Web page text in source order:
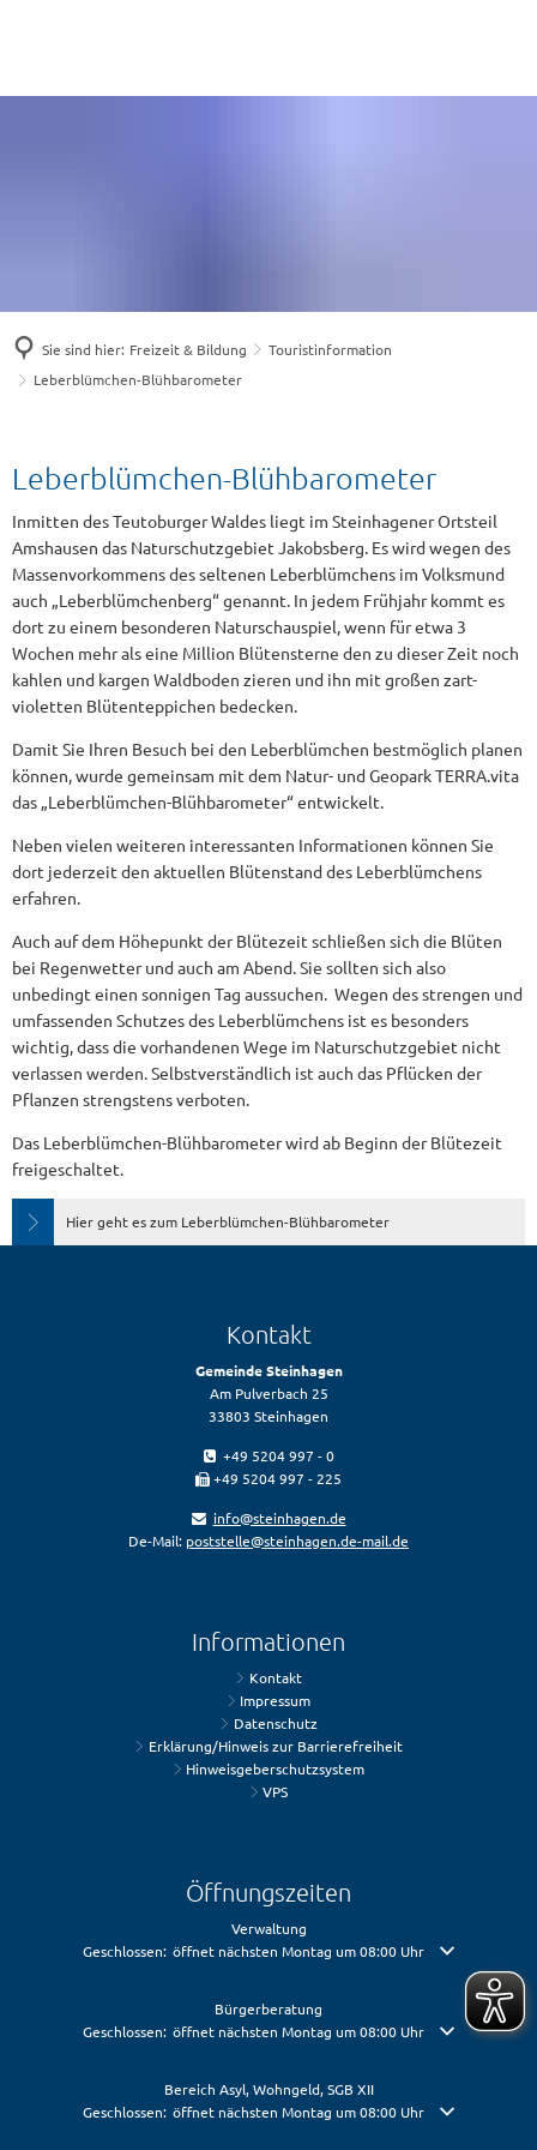
Sie sind hier: Freizeit & Bildung
Touristinformation
Leberblümchen-Blühbarometer
Leberblümchen-Blühbarometer
Inmitten des Teutoburger Waldes liegt im Steinhagener Ortsteil
Amshausen das Naturschutzgebiet Jakobsberg. Es wird wegen des
Massenvorkommens des seltenen Leberblümchens im Volksmund
auch „Leberblümchenberg“ genannt. In jedem Frühjahr kommt es
dort zu einem besonderen Naturschauspiel, wenn für etwa 3
Wochen mehr als eine Million Blütensterne den zu dieser Zeit noch
kahlen und kargen Waldboden zieren und ihn mit großen zart-
violetten Blütenteppichen bedecken.
Damit Sie Ihren Besuch bei den Leberblümchen bestmöglich planen
können, wurde gemeinsam mit dem Natur- und Geopark TERRA.vita
das „Leberblümchen-Blühbarometer“ entwickelt.
Neben vielen weiteren interessanten Informationen können Sie
dort jederzeit den aktuellen Blütenstand des Leberblümchens
erfahren.
Auch auf dem Höhepunkt der Blütezeit schließen sich die Blüten
bei Regenwetter und auch am Abend. Sie sollten sich also
unbedingt einen sonnigen Tag aussuchen. Wegen des strengen und
umfassenden Schutzes des Leberblümchens ist es besonders
wichtig, dass die vorhandenen Wege im Naturschutzgebiet nicht
verlassen werden. Selbstverständlich ist auch das Pflücken der
Pflanzen strengstens verboten.
Das Leberblümchen-Blühbarometer wird ab Beginn der Blütezeit
freigeschaltet.
Hier geht es zum Leberblümchen-Blühbarometer
Kontakt
Gemeinde Steinhagen
Am Pulverbach 25
33803 Steinhagen
+49 5204 997 - 0
+49 5204 997 - 225
info@steinhagen.de
De-Mail: poststelle@steinhagen.de-mail.de
Informationen
Kontakt
Impressum
Datenschutz
Erklärung/Hinweis zur Barrierefreiheit
Hinweisgeberschutzsystem
VPS
Öffnungszeiten
Verwaltung
Klicken, um weitere Öffnungs- oder Schließzeiten auszublenden
Geschlossen: öffnet nächsten Montag um 08:00 Uhr
Bürgerberatung
Klicken, um weitere Öffnungs- oder Schließzeiten auszublenden
Geschlossen: öffnet nächsten Montag um 08:00 Uhr
Bereich Asyl, Wohngeld, SGB XII
Klicken, um weitere Öffnungs- oder Schließzeiten auszublenden
Geschlossen: öffnet nächsten Montag um 08:00 Uhr